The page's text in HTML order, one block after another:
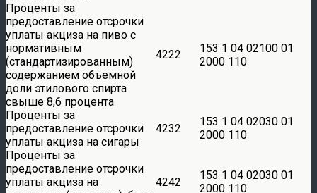
Проценты за
предоставление отсрочки
уплаты акциза на пиво с
нормативным
(стандартизированным)
содержанием объемной
доли этилового спирта
свыше 8,6 процента
4222
153 1 04 02100 01
2000 110
Проценты за
предоставление отсрочки
уплаты акциза на сигары
4232
153 1 04 02030 01
2000 110
Проценты за
предоставление отсрочки
уплаты акциза на
4242
153 1 04 02030 01
2000 110